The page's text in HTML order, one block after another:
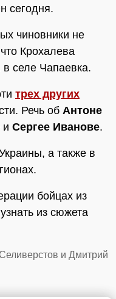
сегодня.
чиновники не
Крохалева
в селе Чапаевка.
трех других
Речь об Антоне
и Сергее Иванове.
а также в
бойцах из
из сюжета
и Дмитрий